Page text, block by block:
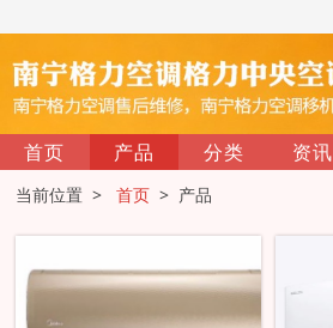
首页 产品 分类 资讯
当前位置 >首页 > 产品